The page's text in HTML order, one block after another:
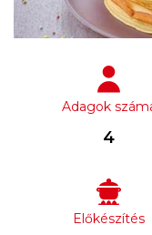
Adagok
4
Előkészítés